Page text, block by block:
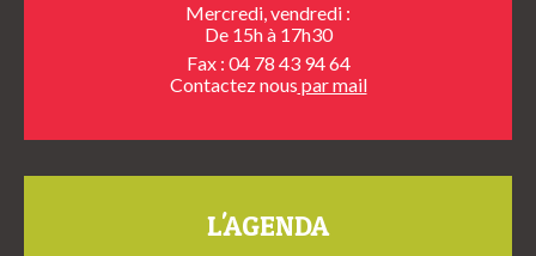
Mercredi, vendredi :
De 15h à 17h30
Fax : 04 78 43 94 64
Contactez nous par mail
L'AGENDA